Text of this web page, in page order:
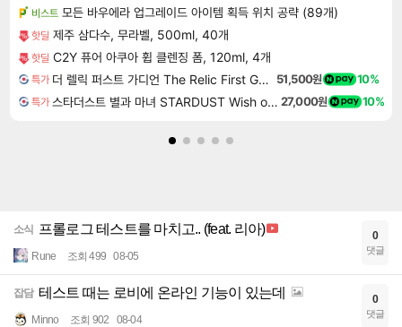
비스트 모든 바우에라 업그레이드 아이템 획득 위치 공략 (89개)
핫딜 제주 삼다수, 무라벨, 500ml, 40개
핫딜 C2Y 퓨어 아쿠아 휩 클렌징 폼, 120ml, 4개
특가 더 렐릭 퍼스트 가디언 The Relic First Guardian 51,500원 10%
특가 스타더스트 별과 마녀 STARDUST Wish of Witch 27,000원 10%
소식 프롤로그 테스트를 마치고.. (feat. 리아)
Rune 조회 499 08-05
0
댓글
잡담 테스트 때는 로비에 온라인 기능이 있는데
Minno 조회 902 08-04
0
댓글